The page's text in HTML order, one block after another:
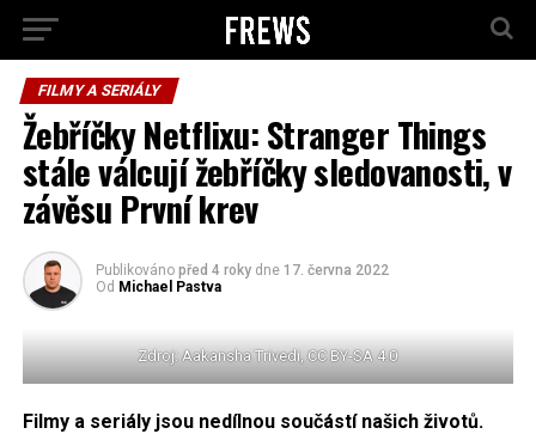
FILMY A SERIÁLY
Žebříčky Netflixu: Stranger Things
stále válcují žebříčky sledovanosti, v
závěsu První krev
Publikováno před 4 roky dne 17. června 2022
Od Michael Pastva
Zdroj: Aakansha Trivedi, CC BY-SA 4.0
Filmy a seriály jsou nedílnou součástí našich životů.